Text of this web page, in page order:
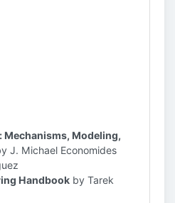
Mechanisms, Modeling,
J. Michael Economides
Handbook by Tarek